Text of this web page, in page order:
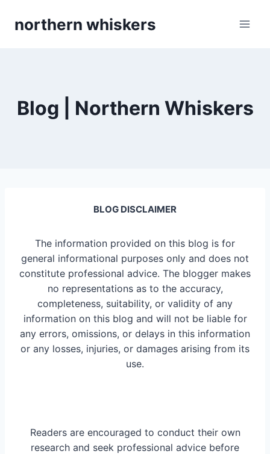
northern whiskers
Blog | Northern Whiskers
BLOG DISCLAIMER
The information provided on this blog is for
general informational purposes only and does not
constitute professional advice. The blogger makes
no representations as to the accuracy,
completeness, suitability, or validity of any
information on this blog and will not be liable for
any errors, omissions, or delays in this information
or any losses, injuries, or damages arising from its
use.
Readers are encouraged to conduct their own
research and seek professional advice before